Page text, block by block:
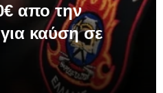
απο την
καύση σε